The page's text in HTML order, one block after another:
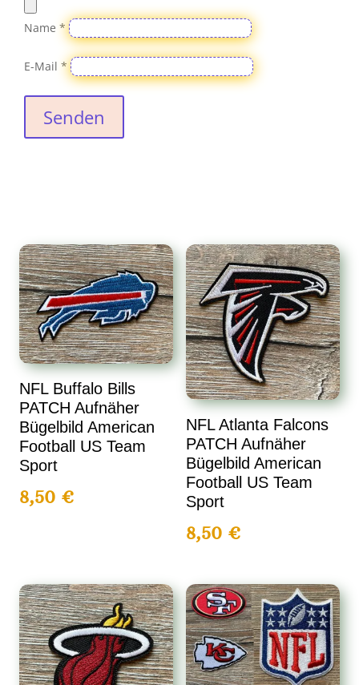
Name*
E-Mail*
Senden
NFL Buffalo Bills
PATCH Aufnäher
Bügelbild American
Football US Team
Sport
8,50€
NFL Atlanta Falcons
PATCH Aufnäher
Bügelbild American
Football US Team
Sport
8,50 €